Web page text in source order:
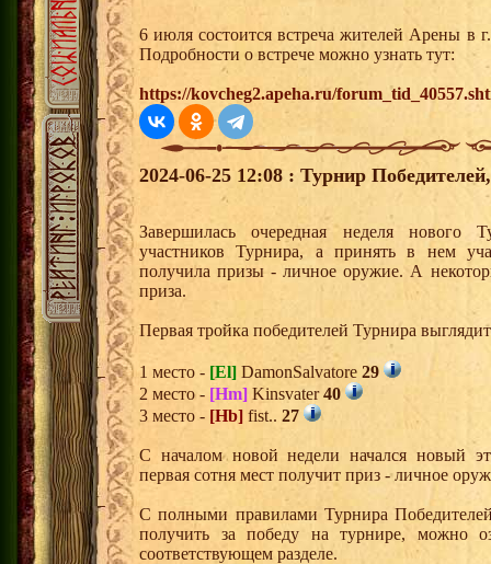
6 июля состоится встреча жителей Арены
Подробности о встрече можно узнать тут:
https://kovcheg2.apeha.ru/
2024-06-25 12:08 : Турнир
Завершилась очередная неделя нового
участников Турнира, а принять в нем
получила призы - личное оружие. А
приза.
Первая тройка победителей Турнира
1 место - [El] DamonSalvatore 29
2 место - [Hm] Kinsvater40
3 место - [Hb] fist.. 27
С началом новой недели начался новый
первая сотня мест получит приз - личное
С полными правилами Турнира
получить за победу на турнире, можно
соответствующем разделе.